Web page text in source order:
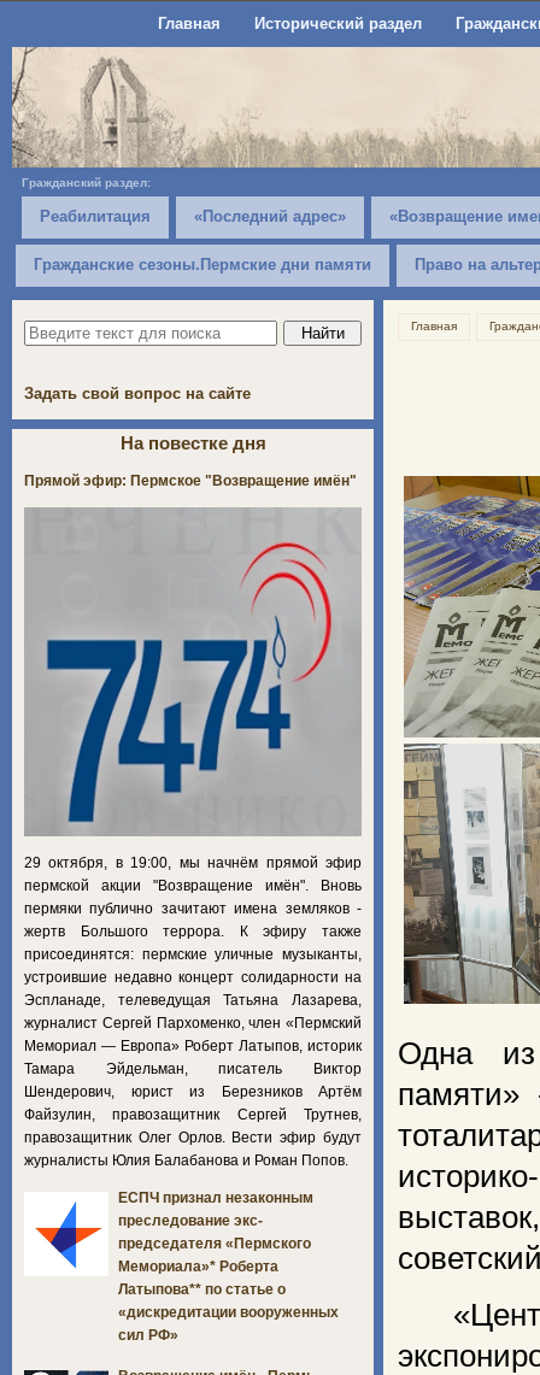
Главная Исторический раздел
Гражданский раздел:
Реабилитация «Последний адрес» «Возвращение
Гражданские сезоны.Пермские дни памяти Право на
Главная
Одна из
памяти»
Задать свой вопрос на сайте
На повестке дня
Прямой эфир: Пермское "Возвращение имён"
29 октября, в 19:00, мы начнём прямой эфир
пермской акции "Возвращение имён". Вновь
пермяки публично зачитают имена земляков -
жертв Большого террора. К эфиру также
присоединятся: пермские уличные музыканты,
устроившие недавно концерт солидарности на
Эспланаде, телеведущая Татьяна Лазарева,
журналист Сергей Пархоменко, член «Пермский
Мемориал — Европа» Роберт Латыпов, историк
Тамара Эйдельман, писатель Виктор
Шендерович, юрист из Березников Артём
Файзулин, правозащитник Сергей Трутнев,
правозащитник Олег Орлов. Вести эфир будут
журналисты Юлия Балабанова и Роман Попов.
ЕСПЧ признал незаконным
преследование экс-
председателя «Пермского
Мемориала»* Роберта
Латыпова** по статье о
«дискредитации вооруженных
сил РФ»